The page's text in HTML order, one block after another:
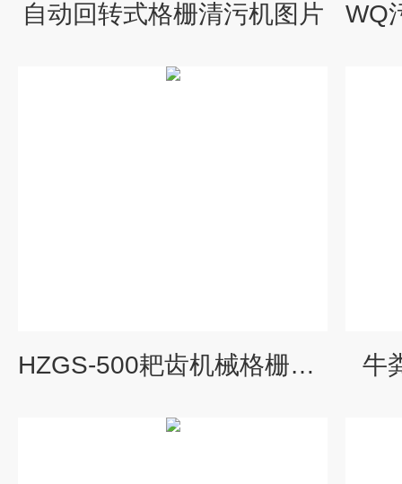
自动回转式格栅清污机图片
HZGS-500耙齿机械格栅厂家定做 牛